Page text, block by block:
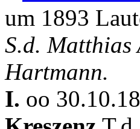
um 1893
S.d. Matthias
Hartmann.
I. oo